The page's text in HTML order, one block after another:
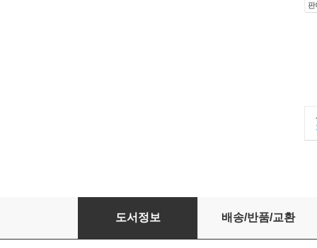
판
366 탄생석 일력 The Calendar of 366
도서정보 배송/반품/교환